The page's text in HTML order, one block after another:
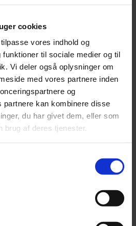
cookies
vores indhold og
til sociale medier og til
Vi deler også oplysninger om
med vores partnere inden
og
partnere kan kombinere disse
du har givet dem, eller som
brug af deres tjenester.
Annonce
Annonce